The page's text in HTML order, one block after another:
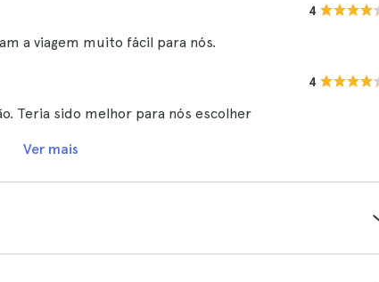
4
a viagem muito fácil para nós.
4
Teria sido melhor para nós escolher
Ver mais